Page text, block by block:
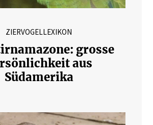
ZIERVOGELLEXIKON
grosse
aus
Südamerika